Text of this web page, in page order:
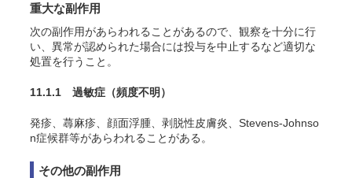
重大な副作用
次の副作用があらわれることがあるので、観察を十分に行
い、異常が認められた場合には投与を中止するなど適切な
処置を行うこと。
11.1.1 過敏症 （頻度不明）
発疹、蕁麻疹、顔面浮腫、剥脱性皮膚炎、Stevens-Johnso
n症候群等があらわれることがある。
その他の副作用